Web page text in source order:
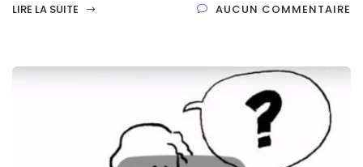
LIRE LA SUITE AUCUN COMMENTAIRE